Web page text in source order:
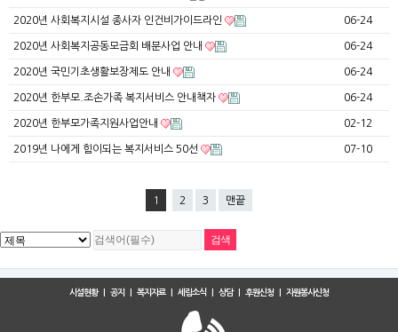
2020년 사회복지시설 종사자 인건비가이드라인 06-24
2020년 사회복지공동모금회 배분사업 안내 06-24
2020년 국민기초생활보장제도 안내 06-24
2020년 한부모.조손가족 복지서비스 안내책자 06-24
2020년 한부모가족지원사업안내 02-12
2019년 나에게 힘이되는 복지서비스 50선 07-10
1 2 3 맨끝
시설현황| 공지 복지자료| 세림소식 |상담|후원신청 |자원봉사신청